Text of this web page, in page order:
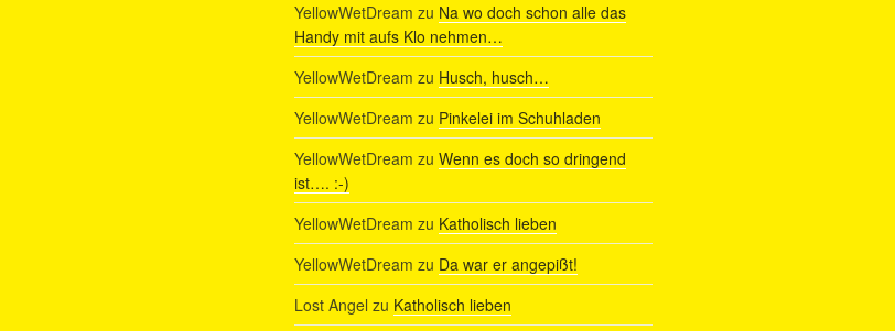
YellowWetDream zu Na wo doch schon alle das
Handy mit aufs Klo nehmen…
YellowWetDream zu Husch, husch…
YellowWetDream zu Pinkelei im Schuhladen
YellowWetDream zu Wenn es doch so dringend
ist…. :-)
YellowWetDream zu Katholisch lieben
YellowWetDream zu Da war er angepißt!
Lost Angel zu Katholisch lieben